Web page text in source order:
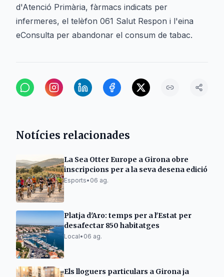
d'Atenció Primària, fàrmacs indicats per
infermeres, el telèfon 061 Salut Respon i l'eina
eConsulta per abandonar el consum de tabac.
Notícies relacionades
La Sea Otter Europe a Girona obre
inscripcions per a la seva desena edició
Esports• 06 ag.
Platja d'Aro: temps per a l'Estat per
desafectar 850 habitatges
Local• 06 ag.
Els lloguers particulars a Girona ja